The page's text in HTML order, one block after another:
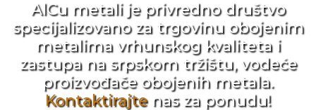
AlCu metali je privredno društvo
specijalizovano za trgovinu obojenim
metalima vrhunskog kvaliteta i
zastupa na srpskom tržištu, vodeće
proizvođače obojenih metala.
Kontaktirajtenas za ponudu!